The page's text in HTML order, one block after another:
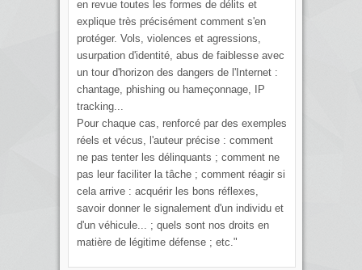
en revue toutes les formes de délits et
explique très précisément comment s'en
protéger. Vols, violences et agressions,
usurpation d'identité, abus de faiblesse avec
un tour d'horizon des dangers de l'Internet :
chantage, phishing ou hameçonnage, IP
tracking...
Pour chaque cas, renforcé par des exemples
réels et vécus, l'auteur précise : comment
ne pas tenter les délinquants ; comment ne
pas leur faciliter la tâche ; comment réagir si
cela arrive : acquérir les bons réflexes,
savoir donner le signalement d'un individu et
d'un véhicule... ; quels sont nos droits en
matière de légitime défense ; etc."